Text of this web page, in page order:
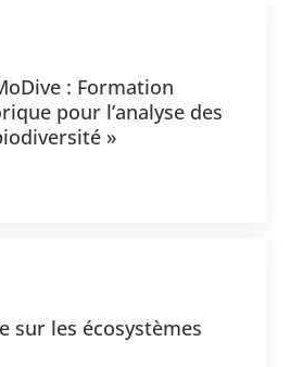
: Formation
pour l’analyse des
»
sur les écosystèmes